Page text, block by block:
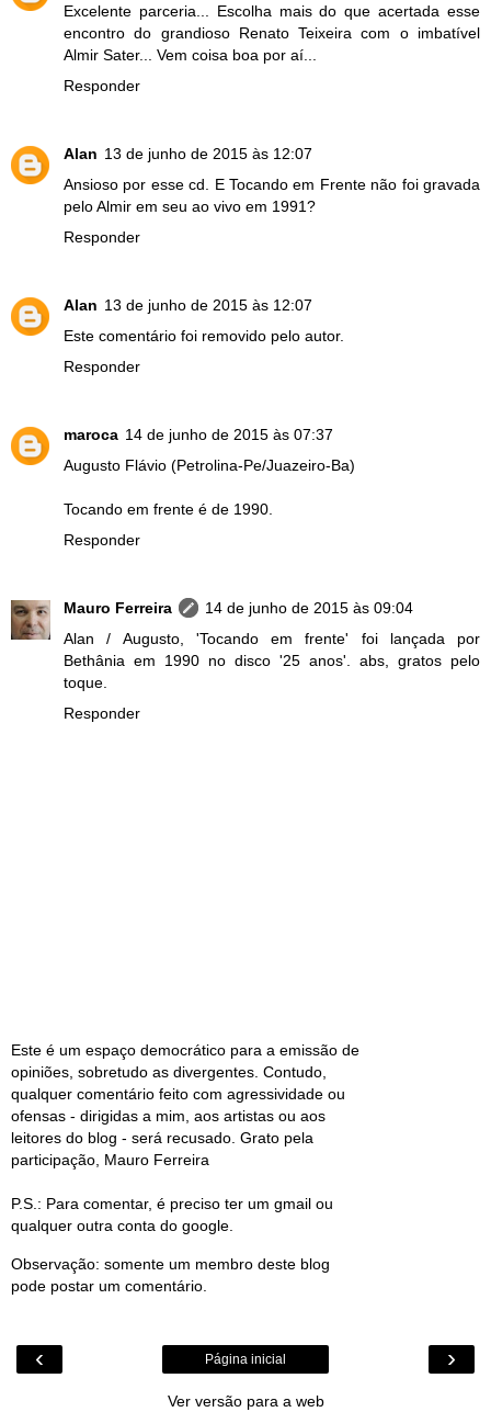
Excelente parceria... Escolha mais do que acertada esse
encontro do grandioso Renato Teixeira com o imbatível
Almir Sater... Vem coisa boa por aí...
Responder
Alan 13 de junho de 2015 às 12:07
Ansioso por esse cd. E Tocando em Frente não foi gravada
pelo Almir em seu ao vivo em 1991?
Responder
Alan 13 de junho de 2015 às 12:07
Este comentário foi removido pelo autor.
Responder
maroca 14 de junho de 2015 às 07:37
Augusto Flávio (Petrolina-Pe/Juazeiro-Ba)
Tocando em frente é de 1990.
Responder
Mauro Ferreira
14 de junho de 2015 às 09:04
Alan / Augusto, 'Tocando em frente' foi lançada por
Bethânia em 1990 no disco '25 anos'. abs, gratos pelo
toque.
Responder
Este é um espaço democrático para a emissão de
opiniões, sobretudo as divergentes. Contudo,
qualquer comentário feito com agressividade ou
ofensas - dirigidas a mim, aos artistas ou aos
leitores do blog - será recusado. Grato pela
participação, Mauro Ferreira
P.S.: Para comentar, é preciso ter um gmail ou
qualquer outra conta do google.
Observação: somente um membro deste blog
pode postar um comentário.
‹ ›
Página inicial
Ver versão para a web